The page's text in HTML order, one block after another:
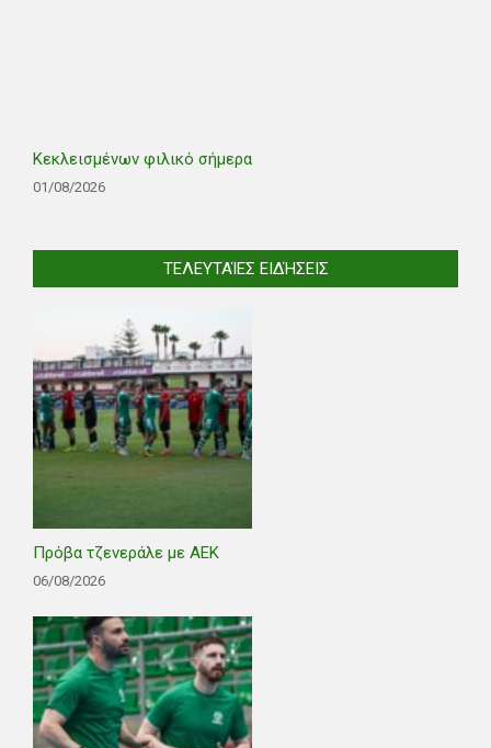
Κεκλεισμένων φιλικό σήμερα
01/08/2026
ΤΕΛΕΥΤΑΊΕΣ ΕΙΔΉΣΕΙΣ
Πρόβα τζενεράλε με ΑΕΚ
06/08/2026